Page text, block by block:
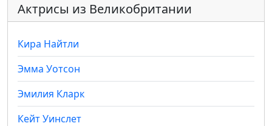
Актрисы из Великобритании
Кира Найтли
Эмма Уотсон
Эмилия Кларк
Кейт Уинслет